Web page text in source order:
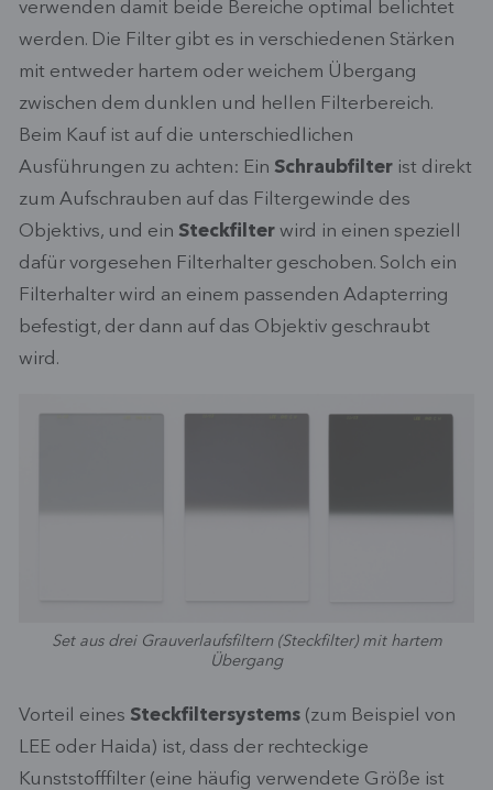
verwenden damit beide Bereiche optimal belichtet
werden. Die Filter gibt es in verschiedenen Stärken
mit entweder hartem oder weichem Übergang
zwischen dem dunklen und hellen Filterbereich.
Beim Kauf ist auf die unterschiedlichen
Ausführungen zu achten: Ein Schraubfilter ist direkt
zum Aufschrauben auf das Filtergewinde des
Objektivs, und ein Steckfilter wird in einen speziell
dafür vorgesehen Filterhalter geschoben. Solch ein
Filterhalter wird an einem passenden Adapterring
befestigt, der dann auf das Objektiv geschraubt
wird.
Set aus drei Grauverlaufsfiltern (Steckfilter) mit hartem
Übergang
Vorteil eines Steckfiltersystems (zum Beispiel von
LEE oder Haida) ist, dass der rechteckige
Kunststofffilter (eine häufig verwendete Größe ist